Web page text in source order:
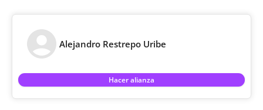
Alejandro Restrepo Uribe
Hacer alianza